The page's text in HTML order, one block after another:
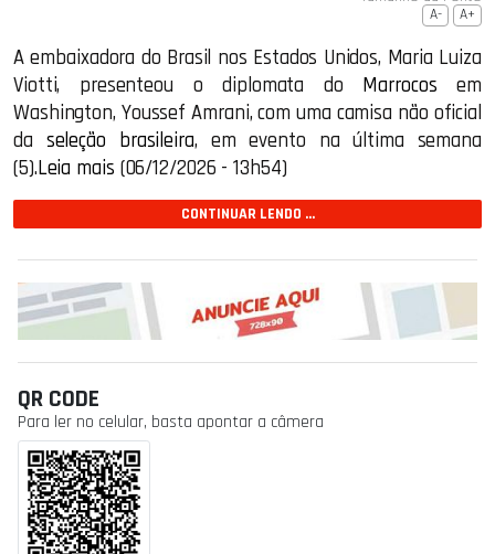
A- A+
A embaixadora do Brasil nos Estados Unidos, Maria Luiza
Viotti, presenteou o diplomata do Marrocos em
Washington, Youssef Amrani, com uma camisa não oficial
da seleção brasileira, em evento na última semana
(5).Leia mais (06/12/2026 - 13h54)
CONTINUAR LENDO ...
QR CODE
Para ler no celular, basta apontar a câmera